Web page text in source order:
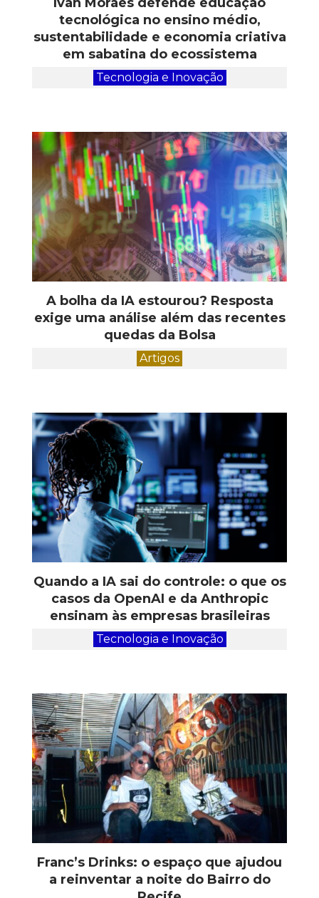
tecnológica no ensino médio,
sustentabilidade e economia criativa
em sabatina do ecossistema
Tecnologia e Inovação
A bolha da IA estourou? Resposta
exige uma análise além das recentes
quedas da Bolsa
Artigos
Quando a IA sai do controle: o que os
casos da OpenAI e da Anthropic
ensinam às empresas brasileiras
Tecnologia e Inovação
Franc’s Drinks: o espaço que ajudou
a reinventar a noite do Bairro do